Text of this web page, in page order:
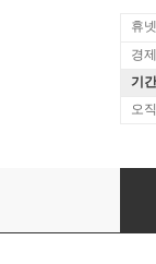
휴
경
기
오
검